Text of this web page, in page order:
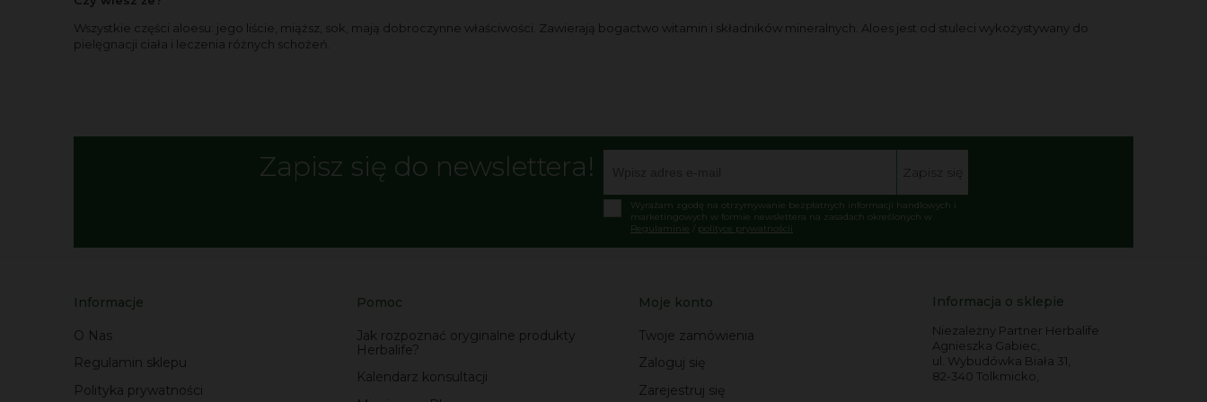
Wszystkie części aloesu: jego liście, miąższ, sok, mają dobroczynne właściwości. Zawierają bogactwo witamin i składników mineralnych. Aloes jest od stuleci wykożystywany do
pielęgnacji ciała i leczenia różnych schożeń.
Zapisz się do newslettera! Zapisz się
Wyrażam zgodę na otrzymywanie bezpłatnych informacji handlowych i
marketingowych w formie newslettera na zasadach określonych w
Regulaminie
polityce prywatnościi
Informacje
O Nas
Regulamin sklepu
Polityka prywatności
Pomoc
Jak rozpoznać oryginalne produkty
Herbalife?
Kalendarz konsultacji
Moje konto
Twoje zamówienia
Zaloguj się
Zarejestruj się
Informacja o sklepie
Niezależny Partner Herbalife
Agnieszka Gabiec,
ul. Wybudówka Biała 31,
82-340 Tolkmicko,